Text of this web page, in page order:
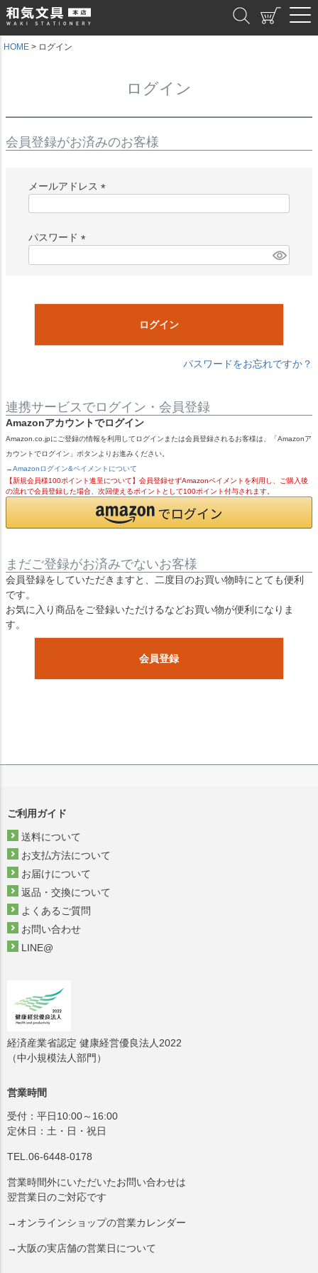
HOME ログイン
ログイン
会員登録がお済みのお客様
メールアドレス
)
パスワード
)
ログイン
パスワードをお忘れですか？
連携サービスでログイン・会員登録
Amazonアカウントでログイン
Amazon.co.jpにご登録の情報を利用してログインまたは会員登録されるお客様は、「Amazonア
カウントでログイン」ボタンよりお進みください。
→Amazonログイン&ペイメントについて
【新規会員様100ポイント進呈について】会員登録せずAmazonペイメントを利用し、ご購入後
の流れで会員登録した場合、次回使えるポイントとして100ポイント付与されます。
まだご登録がお済みでないお客様
会員登録をしていただきますと、二度目のお買い物時にとても便利
です。
お気に入り商品をご登録いただけるなどお買い物が便利になりま
す。
会員登録
ご利用ガイド
送料について
お支払方法について
お届けについて
返品・交換について
よくあるご質問
お問い合わせ
LINE@
経済産業省認定 健康経営優良法人2022
（中小規模法人部門）
営業時間
受付：平日10:00～16:00
定休日：土・日・祝日
TEL.06-6448-0178
営業時間外にいただいたお問い合わせは
翌営業日のご対応です
→オンラインショップの営業カレンダー
→大阪の実店舗の営業日について